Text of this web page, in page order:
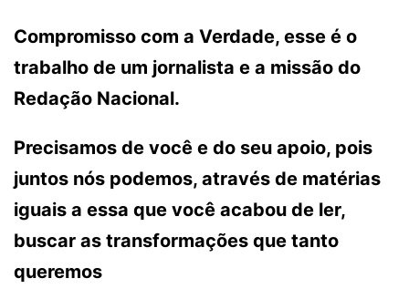
Compromisso com a Verdade, esse é o
trabalho de um jornalista e a missão do
Redação Nacional.
Precisamos de você e do seu apoio, pois
juntos nós podemos, através de matérias
iguais a essa que você acabou de ler,
buscar as transformações que tanto
queremos